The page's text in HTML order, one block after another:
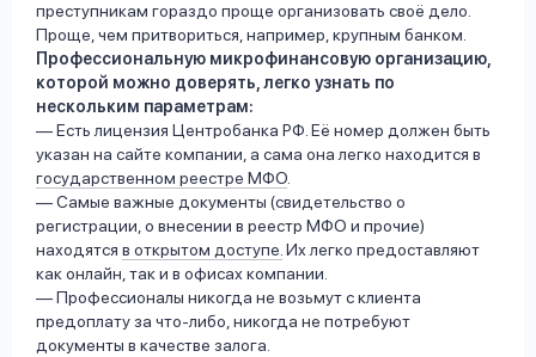
преступникам гораздо проще организовать своё дело.
Проще, чем притвориться, например, крупным банком.
Профессиональную микрофинансовую организацию,
которой можно доверять, легко узнать по
нескольким параметрам:
— Есть лицензия Центробанка РФ. Её номер должен быть
указан на сайте компании, а сама она легко находится в
государственном реестре МФО.
— Самые важные документы (свидетельство о
регистрации, о внесении в реестр МФО и прочие)
находятся в открытом доступе.Их легко предоставляют
как онлайн, так и в офисах компании.
— Профессионалы никогда не возьмут с клиента
предоплату за что-либо, никогда не потребуют
документы в качестве залога.